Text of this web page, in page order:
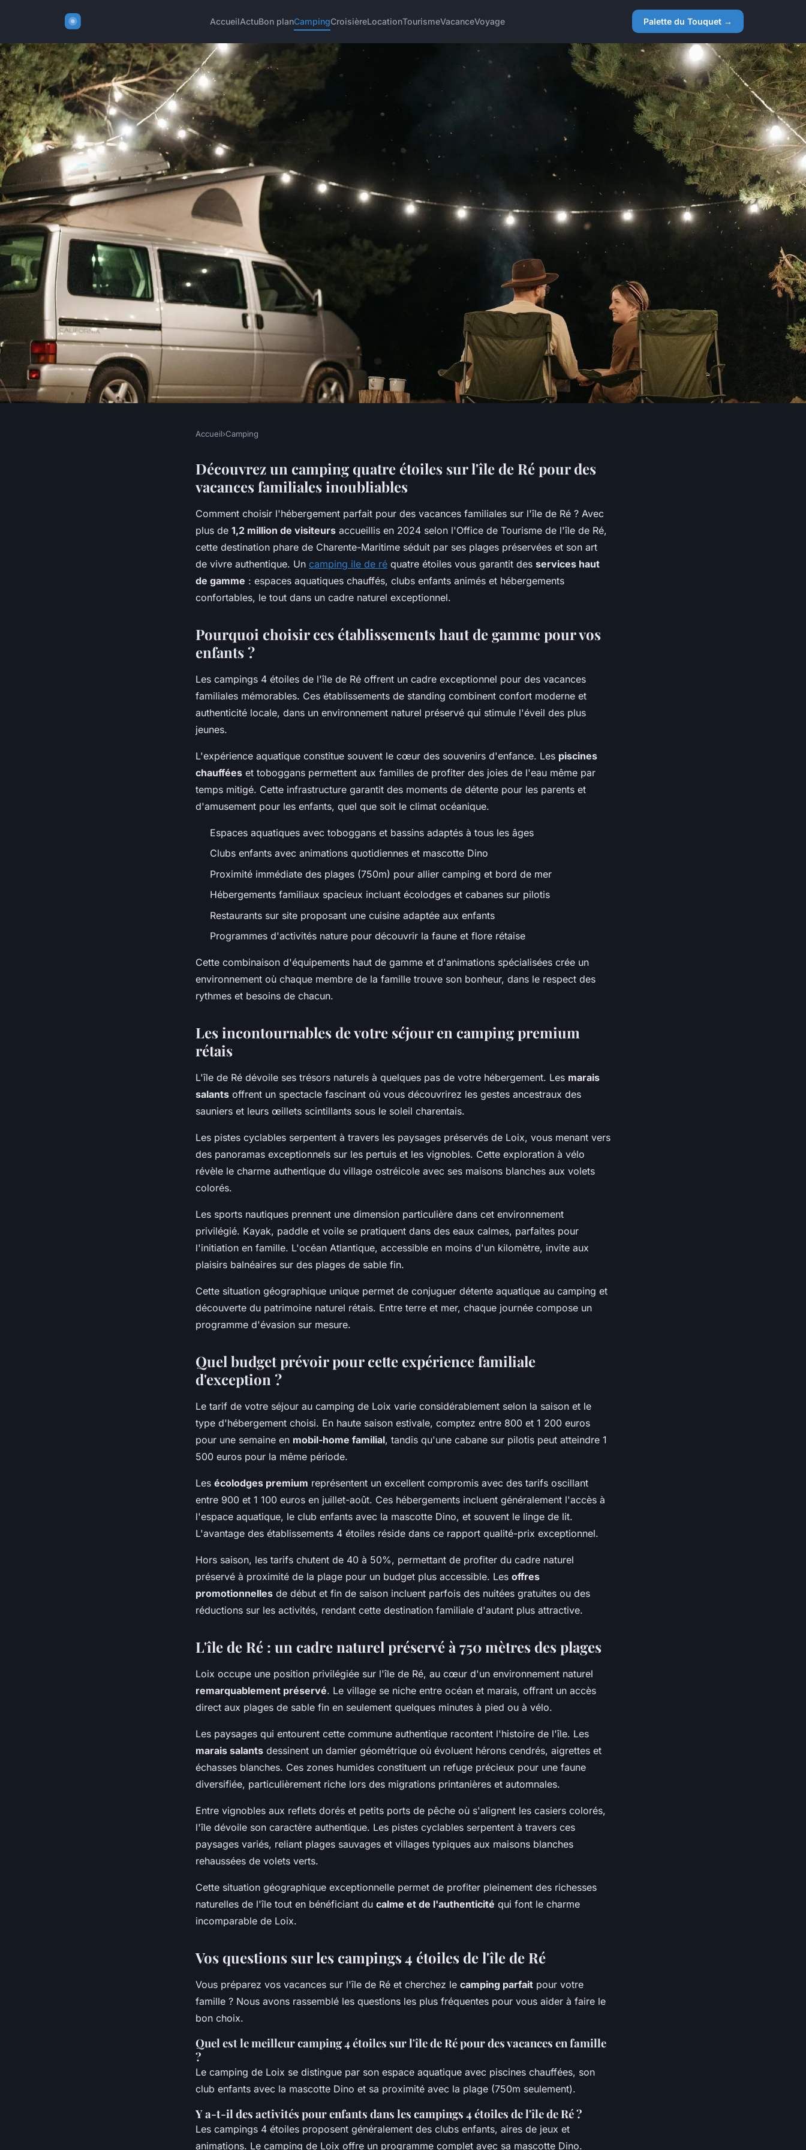
AccueilActuBon planCampingCroisièreLocationTourismeVacanceVoyage Palette du Touquet →
Évadez-vous au camping 4 étoiles de
l'île de ré : enfants ravis !
Accueil›Camping
Découvrez un camping quatre étoiles sur l'île de Ré pour des
vacances familiales inoubliables
Comment choisir l'hébergement parfait pour des vacances familiales sur l'île de Ré ? Avec
plus de 1,2 million de visiteurs accueillis en 2024 selon l'Office de Tourisme de l'île de Ré,
cette destination phare de Charente-Maritime séduit par ses plages préservées et son art
de vivre authentique. Un camping ile de ré quatre étoiles vous garantit des services haut
de gamme : espaces aquatiques chauffés, clubs enfants animés et hébergements
confortables, le tout dans un cadre naturel exceptionnel.
Pourquoi choisir ces établissements haut de gamme pour vos
enfants ?
Les campings 4 étoiles de l'île de Ré offrent un cadre exceptionnel pour des vacances
familiales mémorables. Ces établissements de standing combinent confort moderne et
authenticité locale, dans un environnement naturel préservé qui stimule l'éveil des plus
jeunes.
L'expérience aquatique constitue souvent le cœur des souvenirs d'enfance. Les piscines
chauffées et toboggans permettent aux familles de profiter des joies de l'eau même par
temps mitigé. Cette infrastructure garantit des moments de détente pour les parents et
d'amusement pour les enfants, quel que soit le climat océanique.
Espaces aquatiques avec toboggans et bassins adaptés à tous les âges
Clubs enfants avec animations quotidiennes et mascotte Dino
Proximité immédiate des plages (750m) pour allier camping et bord de mer
Hébergements familiaux spacieux incluant écolodges et cabanes sur pilotis
Restaurants sur site proposant une cuisine adaptée aux enfants
Programmes d'activités nature pour découvrir la faune et flore rétaise
Cette combinaison d'équipements haut de gamme et d'animations spécialisées crée un
environnement où chaque membre de la famille trouve son bonheur, dans le respect des
rythmes et besoins de chacun.
Les incontournables de votre séjour en camping premium
rétais
L'île de Ré dévoile ses trésors naturels à quelques pas de votre hébergement. Les marais
salants offrent un spectacle fascinant où vous découvrirez les gestes ancestraux des
sauniers et leurs œillets scintillants sous le soleil charentais.
Les pistes cyclables serpentent à travers les paysages préservés de Loix, vous menant vers
des panoramas exceptionnels sur les pertuis et les vignobles. Cette exploration à vélo
révèle le charme authentique du village ostréicole avec ses maisons blanches aux volets
colorés.
Les sports nautiques prennent une dimension particulière dans cet environnement
privilégié. Kayak, paddle et voile se pratiquent dans des eaux calmes, parfaites pour
l'initiation en famille. L'océan Atlantique, accessible en moins d'un kilomètre, invite aux
plaisirs balnéaires sur des plages de sable fin.
Cette situation géographique unique permet de conjuguer détente aquatique au camping et
découverte du patrimoine naturel rétais. Entre terre et mer, chaque journée compose un
programme d'évasion sur mesure.
Quel budget prévoir pour cette expérience familiale
d'exception ?
Le tarif de votre séjour au camping de Loix varie considérablement selon la saison et le
type d'hébergement choisi. En haute saison estivale, comptez entre 800 et 1 200 euros
pour une semaine en mobil-home familial, tandis qu'une cabane sur pilotis peut atteindre 1
500 euros pour la même période.
Les écolodges premium représentent un excellent compromis avec des tarifs oscillant
entre 900 et 1 100 euros en juillet-août. Ces hébergements incluent généralement l'accès à
l'espace aquatique, le club enfants avec la mascotte Dino, et souvent le linge de lit.
L'avantage des établissements 4 étoiles réside dans ce rapport qualité-prix exceptionnel.
Hors saison, les tarifs chutent de 40 à 50%, permettant de profiter du cadre naturel
préservé à proximité de la plage pour un budget plus accessible. Les offres
promotionnelles de début et fin de saison incluent parfois des nuitées gratuites ou des
réductions sur les activités, rendant cette destination familiale d'autant plus attractive.
L'île de Ré : un cadre naturel préservé à 750 mètres des plages
Loix occupe une position privilégiée sur l'île de Ré, au cœur d'un environnement naturel
remarquablement préservé. Le village se niche entre océan et marais, offrant un accès
direct aux plages de sable fin en seulement quelques minutes à pied ou à vélo.
Les paysages qui entourent cette commune authentique racontent l'histoire de l'île. Les
marais salants dessinent un damier géométrique où évoluent hérons cendrés, aigrettes et
échasses blanches. Ces zones humides constituent un refuge précieux pour une faune
diversifiée, particulièrement riche lors des migrations printanières et automnales.
Entre vignobles aux reflets dorés et petits ports de pêche où s'alignent les casiers colorés,
l'île dévoile son caractère authentique. Les pistes cyclables serpentent à travers ces
paysages variés, reliant plages sauvages et villages typiques aux maisons blanches
rehaussées de volets verts.
Cette situation géographique exceptionnelle permet de profiter pleinement des richesses
naturelles de l'île tout en bénéficiant du calme et de l'authenticité qui font le charme
incomparable de Loix.
Vos questions sur les campings 4 étoiles de l'île de Ré
Vous préparez vos vacances sur l'île de Ré et cherchez le camping parfait pour votre
famille ? Nous avons rassemblé les questions les plus fréquentes pour vous aider à faire le
bon choix.
Quel est le meilleur camping 4 étoiles sur l'île de Ré pour des vacances en famille
?
Le camping de Loix se distingue par son espace aquatique avec piscines chauffées, son
club enfants avec la mascotte Dino et sa proximité avec la plage (750m seulement).
Y a-t-il des activités pour enfants dans les campings 4 étoiles de l'île de Ré ?
Les campings 4 étoiles proposent généralement des clubs enfants, aires de jeux et
animations. Le camping de Loix offre un programme complet avec sa mascotte Dino.